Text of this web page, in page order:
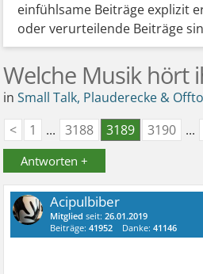
einfühlsame Beiträge explizit
oder verurteilende Beiträge
Welche Musik hört
inSmall Talk, Plauderecke &
<
1 ... 3188 3189 3190 ...
Antworten +
Acipulbiber
Mitglied seit:26.01.2019
Beiträge:41952 Danke:41146